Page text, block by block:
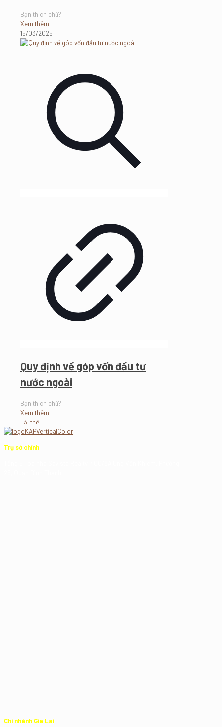
Bạn thích chứ?
Xem thêm
15/03/2025
Quy định về góp vốn đầu tư
nước ngoài
Bạn thích chứ?
Xem thêm
Tải thê
Trụ sở chính
Chi nhánh Gia Lai